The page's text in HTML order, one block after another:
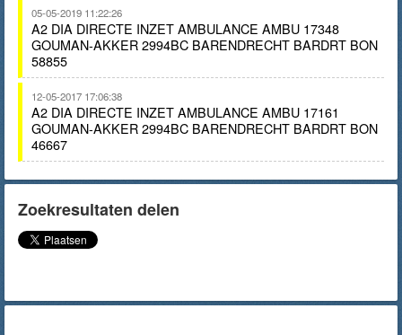
05-05-2019 11:22:26
A2 DIA DIRECTE INZET AMBULANCE AMBU 17348
GOUMAN-AKKER 2994BC BARENDRECHT BARDRT BON
58855
12-05-2017 17:06:38
A2 DIA DIRECTE INZET AMBULANCE AMBU 17161
GOUMAN-AKKER 2994BC BARENDRECHT BARDRT BON
46667
Zoekresultaten delen